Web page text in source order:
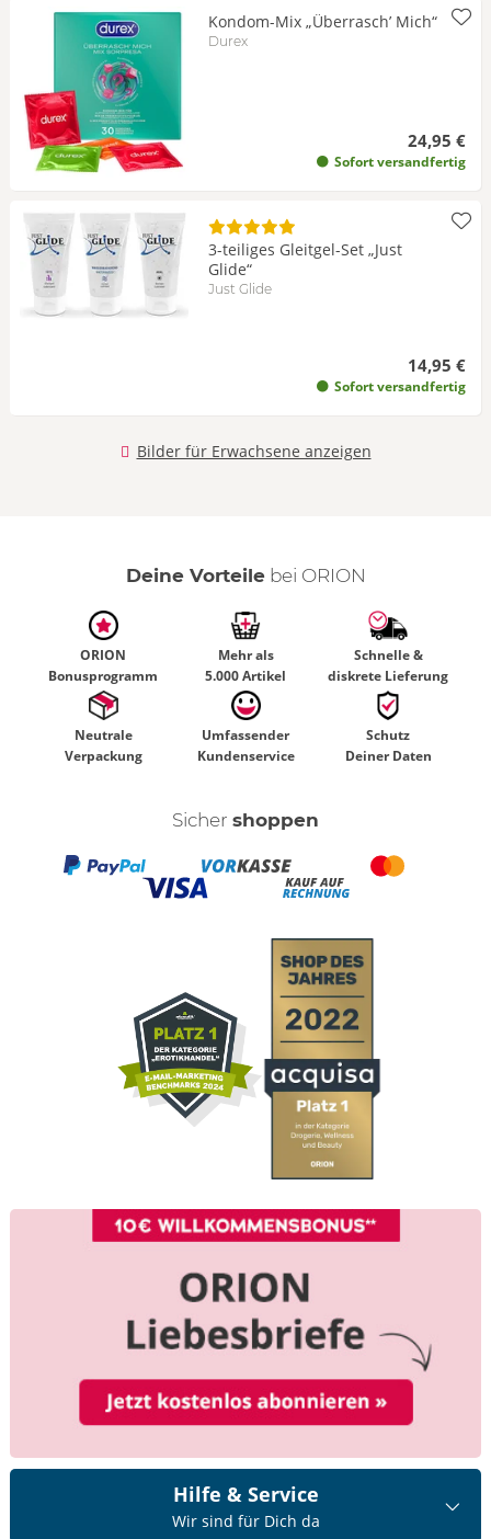
Kondom-Mix „Überrasch’ Mich“
Durex
24,95 €
Sofort versandfertig
3-teiliges Gleitgel-Set „Just
Glide“
Just Glide
14,95 €
Sofort versandfertig
Bilder für Erwachsene anzeigen
Deine Vorteilebei ORION
ORION
Bonusprogramm
Mehr als
5.000 Artikel
Schnelle &
diskrete Lieferung
Neutrale
Verpackung
Umfassender
Kundenservice
Schutz
Deiner Daten
Sicher shoppen
Hilfe & Service
Wir sind für Dich da